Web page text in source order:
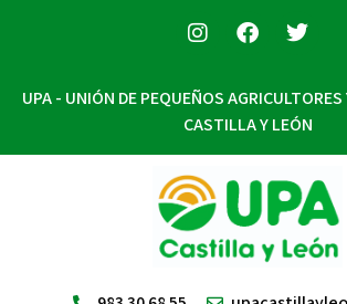
UPA - UNIÓN DE PEQUEÑOS AGRICULTORES
CASTILLA Y LEÓN